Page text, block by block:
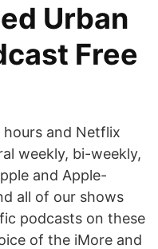
Urban
Free
and Netflix
weekly, bi-weekly,
and Apple-
all of our shows
podcasts on these
of the iMore and